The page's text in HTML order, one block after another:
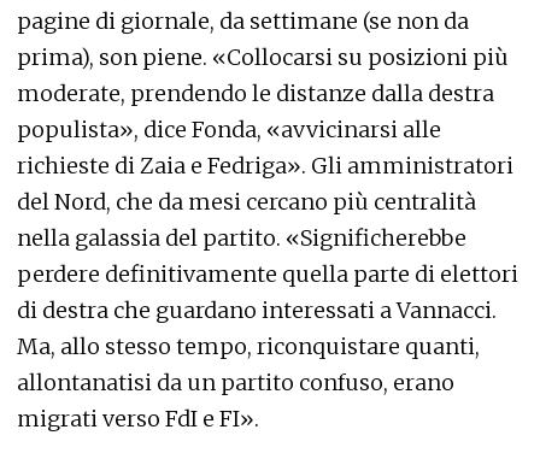
pagine di giornale, da settimane (se non da
prima), son piene. «Collocarsi su posizioni più
moderate, prendendo le distanze dalla destra
populista», dice Fonda, «avvicinarsi alle
richieste di Zaia e Fedriga». Gli amministratori
del Nord, che da mesi cercano più centralità
nella galassia del partito. «Significherebbe
perdere definitivamente quella parte di elettori
di destra che guardano interessati a Vannacci.
Ma, allo stesso tempo, riconquistare quanti,
allontanatisi da un partito confuso, erano
migrati verso FdI e FI».